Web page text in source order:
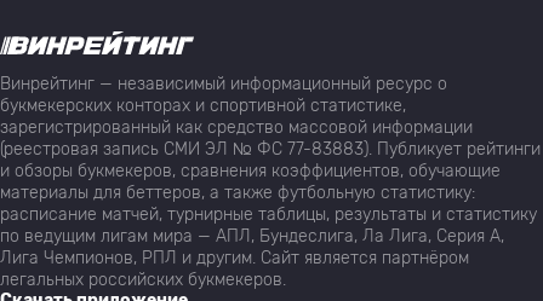
Винрейтинг — независимый информационный ресурс о
букмекерских конторах и спортивной статистике,
зарегистрированный как средство массовой информации
(реестровая запись СМИ ЭЛ № ФС 77-83883). Публикует рейтинги
и обзоры букмекеров, сравнения коэффициентов, обучающие
материалы для беттеров, а также футбольную статистику:
расписание матчей, турнирные таблицы, результаты и статистику
по ведущим лигам мира — АПЛ, Бундеслига, Ла Лига, Серия А,
Лига Чемпионов, РПЛ и другим. Сайт является партнёром
легальных российских букмекеров.